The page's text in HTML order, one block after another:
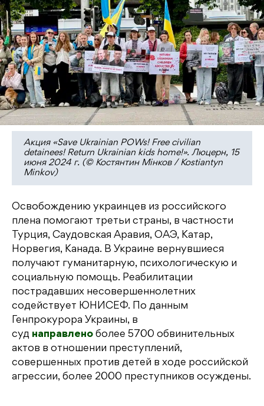
Акция «Save Ukrainian POWs! Free civilian
detainees! Return Ukrainian kids home!». Люцерн, 15
июня 2024 г. (© Костянтин Мінков / Kostiantyn
Minkov)
Освобождению украинцев из российского
плена помогают третьи страны, в частности
Турция, Саудовская Аравия, ОАЭ, Катар,
Норвегия, Канада. В Украине вернувшиеся
получают гуманитарную, психологическую и
социальную помощь. Реабилитации
пострадавших несовершеннолетних
содействует ЮНИСЕФ. По данным
Генпрокурора Украины, в
суд направлено более 5700 обвинительных
актов в отношении преступлений,
совершенных против детей в ходе российской
агрессии, более 2000 преступников осуждены.